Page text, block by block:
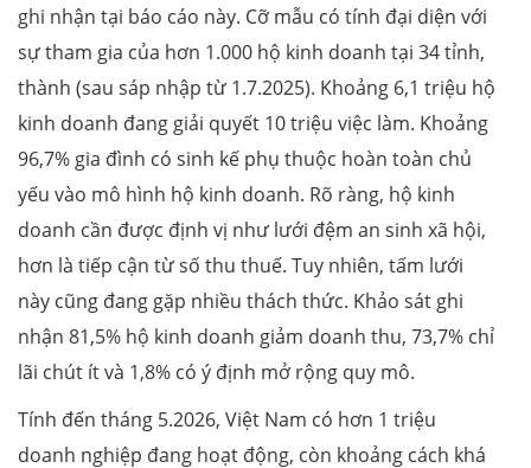
ghi nhận tại báo cáo này. Cỡ mẫu có tính đại diện với
sự tham gia của hơn 1.000 hộ kinh doanh tại 34 tỉnh,
thành (sau sáp nhập từ 1.7.2025). Khoảng 6,1 triệu hộ
kinh doanh đang giải quyết 10 triệu việc làm. Khoảng
96,7% gia đình có sinh kế phụ thuộc hoàn toàn chủ
yếu vào mô hình hộ kinh doanh. Rõ ràng, hộ kinh
doanh cần được định vị như lưới đệm an sinh xã hội,
hơn là tiếp cận từ số thu thuế. Tuy nhiên, tấm lưới
này cũng đang gặp nhiều thách thức. Khảo sát ghi
nhận 81,5% hộ kinh doanh giảm doanh thu, 73,7% chỉ
lãi chút ít và 1,8% có ý định mở rộng quy mô.
Tính đến tháng 5.2026, Việt Nam có hơn 1 triệu
doanh nghiệp đang hoạt động, còn khoảng cách khá